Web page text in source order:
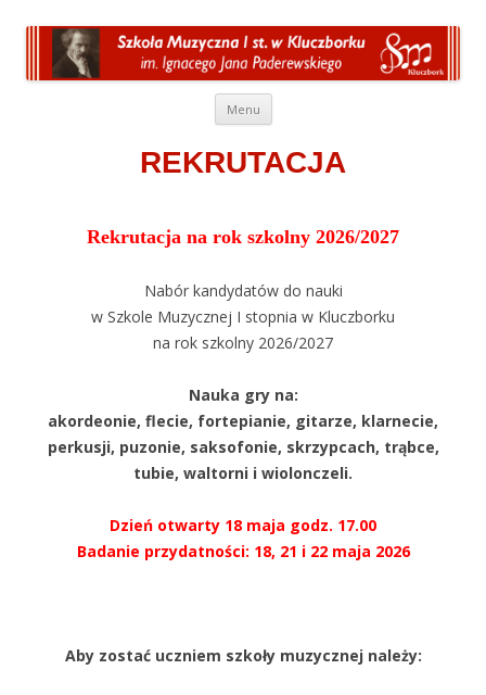
Menu Przeskocz do treści
REKRUTACJA
Rekrutacja na rok szkolny 2026/2027
Nabór kandydatów do nauki
w Szkole Muzycznej I stopnia w Kluczborku
na rok szkolny 2026/2027
Nauka gry na:
akordeonie, flecie, fortepianie, gitarze, klarnecie,
perkusji, puzonie, saksofonie, skrzypcach, trąbce,
tubie, waltorni i wiolonczeli.
Dzień otwarty 18 maja godz. 17.00
Badanie przydatności: 18, 21 i 22 maja 2026
Aby zostać uczniem szkoły muzycznej należy: